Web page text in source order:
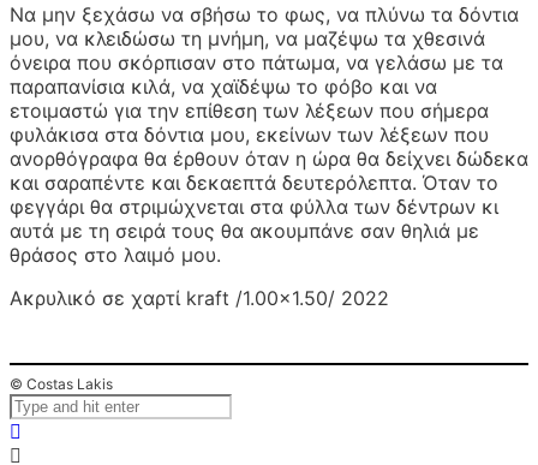
Να μην ξεχάσω να σβήσω το φως, να πλύνω τα δόντια
μου, να κλειδώσω τη μνήμη, να μαζέψω τα χθεσινά
όνειρα που σκόρπισαν στο πάτωμα, να γελάσω με τα
παραπανίσια κιλά, να χαϊδέψω το φόβο και να
ετοιμαστώ για την επίθεση των λέξεων που σήμερα
φυλάκισα στα δόντια μου, εκείνων των λέξεων που
ανορθόγραφα θα έρθουν όταν η ώρα θα δείχνει δώδεκα
και σαραπέντε και δεκαεπτά δευτερόλεπτα. Όταν το
φεγγάρι θα στριμώχνεται στα φύλλα των δέντρων κι
αυτά με τη σειρά τους θα ακουμπάνε σαν θηλιά με
θράσος στο λαιμό μου.
Ακρυλικό σε χαρτί kraft /1.00×1.50/ 2022
© Costas Lakis